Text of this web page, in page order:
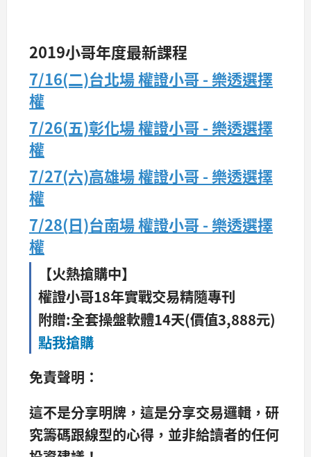
2019小哥年度最新課程
7/16(二)台北場 權證小哥 - 樂透選擇
權
7/26(五)彰化場 權證小哥 - 樂透選擇
權
7/27(六)高雄場 權證小哥 - 樂透選擇
權
7/28(日)台南場 權證小哥 - 樂透選擇
權
【火熱搶購中】
權證小哥18年實戰交易精隨專刊
附贈:全套操盤軟體14天(價值3,888元)
點我搶購
免責聲明：
這不是分享明牌，這是分享交易邏輯，研
究籌碼跟線型的心得，並非給讀者的任何